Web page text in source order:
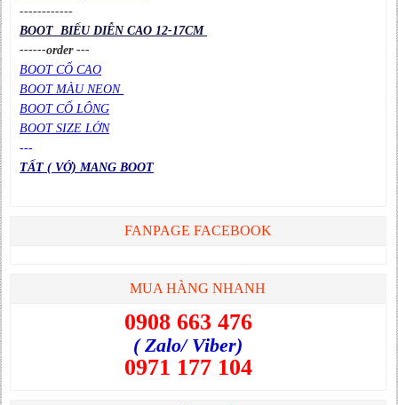
------------
BOOT BIỂU DIỄN CAO 12-17CM
------order ---
BOOT CỔ CAO
BOOT MÀU NEON
BOOT CỔ LÔNG
BOOT SIZE LỚN
---
TẤT ( VỚ) MANG BOOT
FANPAGE FACEBOOK
MUA HÀNG NHANH
0908 663 476
( Zalo/ Viber)
0971 177 104